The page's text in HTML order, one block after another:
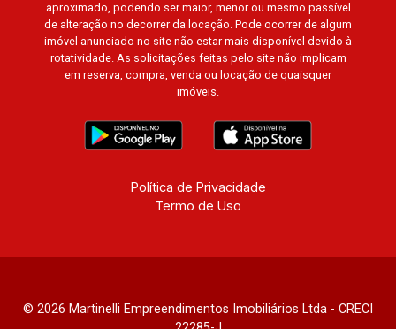
aproximado, podendo ser maior, menor ou mesmo passível
de alteração no decorrer da locação. Pode ocorrer de algum
imóvel anunciado no site não estar mais disponível devido à
rotatividade. As solicitações feitas pelo site não implicam
em reserva, compra, venda ou locação de quaisquer
imóveis.
Política de Privacidade
Termo de Uso
© 2026 Martinelli Empreendimentos Imobiliários Ltda - CRECI